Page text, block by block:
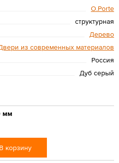
O.Porte
структурная
Дерево
из современных материалов
Россия
Дуб серый
мм
В корзину